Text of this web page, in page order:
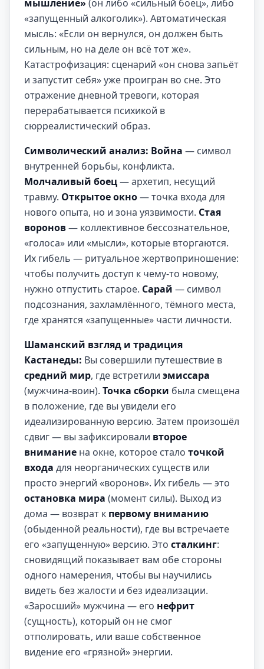
мышление» (он либо «сильный боец», либо
«запущенный алкоголик»). Автоматическая
мысль: «Если он вернулся, он должен быть
сильным, но на деле он всё тот же».
Катастрофизация: сценарий «он снова запьёт
и запустит себя» уже проигран во сне. Это
отражение дневной тревоги, которая
перерабатывается психикой в
сюрреалистический образ.
Символический анализ: Война — символ
внутренней борьбы, конфликта.
Молчаливый боец— архетип, несущий
травму. Открытое окно— точка входа для
нового опыта, но и зона уязвимости. Стая
воронов— коллективное бессознательное,
«голоса» или «мысли», которые вторгаются.
Их гибель — ритуальное жертвоприношение:
чтобы получить доступ к чему-то новому,
нужно отпустить старое. Сарай — символ
подсознания, захламлённого, тёмного места,
где хранятся «запущенные» части личности.
Шаманский взгляд и традиция
Кастанеды: Вы совершили путешествие в
средний мир, где встретили эмиссара
(мужчина-воин). Точка сборки была смещена
в положение, где вы увидели его
идеализированную версию. Затем произошёл
сдвиг — вы зафиксировали второе
внимание на окне, которое стало точкой
входа для неорганических существ или
просто энергий «воронов». Их гибель — это
остановка мира (момент силы). Выход из
дома — возврат к первому вниманию
(обыденной реальности), где вы встречаете
его «запущенную» версию. Это сталкинг:
сновидящий показывает вам обе стороны
одного намерения, чтобы вы научились
видеть без жалости и без идеализации.
«Заросший» мужчина — его нефрит
(сущность), который он не смог
отполировать, или ваше собственное
видение его «грязной» энергии.